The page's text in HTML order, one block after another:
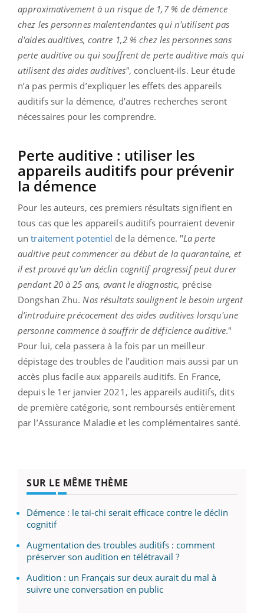
approximativement à un risque de 1,7 % de démence
chez les personnes malentendantes qui n'utilisent pas
d'aides auditives, contre 1,2 % chez les personnes sans
perte auditive ou qui souffrent de perte auditive mais qui
utilisent des aides auditives", concluent-ils. Leur étude
n’a pas permis d’expliquer les effets des appareils
auditifs sur la démence, d’autres recherches seront
nécessaires pour les comprendre.
Perte auditive : utiliser les
appareils auditifs pour prévenir
la démence
Pour les auteurs, ces premiers résultats signifient en
tous cas que les appareils auditifs pourraient devenir
untraitement potentiel de la démence. "La perte
auditive peut commencer au début de la quarantaine, et
il est prouvé qu'un déclin cognitif progressif peut durer
pendant 20 à 25 ans, avant le diagnostic, précise
Dongshan Zhu. Nos résultats soulignent le besoin urgent
d’introduire précocement des aides auditives lorsqu'une
personne commence à souffrir de déficience auditive."
Pour lui, cela passera à la fois par un meilleur
dépistage des troubles de l’audition mais aussi par un
accès plus facile aux appareils auditifs. En France,
depuis le 1er janvier 2021, les appareils auditifs, dits
de première catégorie, sont remboursés entièrement
par l’Assurance Maladie et les complémentaires santé.
SUR LE MÊME THÈME
Démence : le tai-chi serait efficace contre le déclin
cognitif
Augmentation des troubles auditifs : comment
préserver son audition en télétravail ?
Audition : un Français sur deux aurait du mal à
suivre une conversation en public